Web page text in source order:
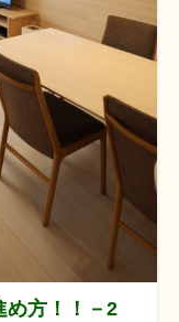
め方！！－2